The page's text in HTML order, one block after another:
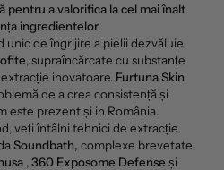
pentru a valorifica la cel mai înalt
ingredientelor.
unic de îngrijire a pielii dezvăluie
, supraîncărcate cu substanțe
inovatoare. Furtuna Skin
de a crea consistență și
este prezent și in România.
veți întâlni tehnici de extracție
Soundbath, complexe brevetate
, 360 Exposome Defense și